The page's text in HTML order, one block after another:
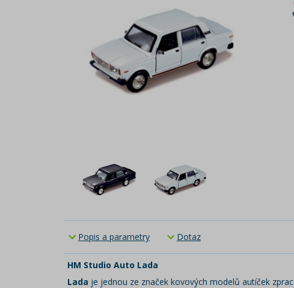
Popis a parametry Dotaz
HM Studio Auto Lada
Lada je jednou ze značek kovových modelů autíček